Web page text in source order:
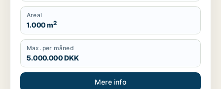
Areal
1.000 m2
Max. per måned
5.000.000 DKK
Mere info